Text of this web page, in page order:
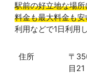
駅前の好立地な場
料金も最大料金も
利用などで1日利用
住所
〒
目21